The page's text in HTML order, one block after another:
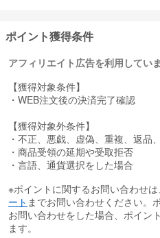
革新的な体験型コンテンツとコマ
をリードしています。
さらに、AI技術を活用した商品推
「オヌルドゥリム」を実施するなど
利便性の高いショッピング体験を
ポイント獲得条件
アフィリエイト広告を利用してい
【獲得対象条件】
・WEB注文後の決済完了確認
【獲得対象外条件】
・不正、悪戯、虚偽、重複、返品
・商品受領の延期や受取拒否
・言語、通貨選択をした場合
※ポイントに関するお問い合わせは、
ート までお問い合わせください。
お問い合わせをした場合、ポイン
ます。